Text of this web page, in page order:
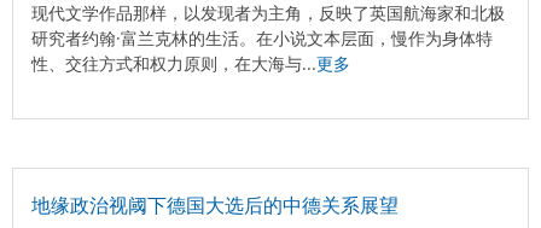
现代文学作品那样，以发现者为主角，反映了英国航海家和北极
研究者约翰·富兰克林的生活。在小说文本层面，慢作为身体特
性、交往方式和权力原则，在大海与...更多
地缘政治视阈下德国大选后的中德关系展望